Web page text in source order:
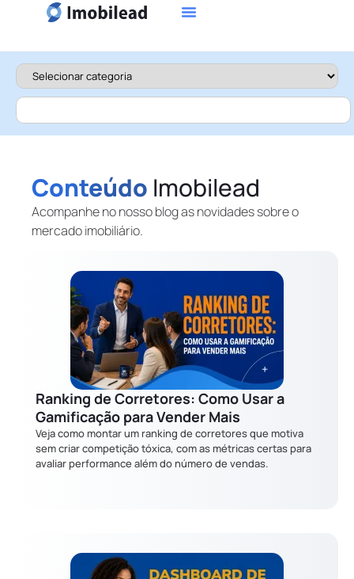
Conteúdo Imobilead
Acompanhe no nosso blog as novidades sobre o
mercado imobiliário.
Ranking de Corretores: Como Usar a
Gamificação para Vender Mais
Veja como montar um ranking de corretores que motiva
sem criar competição tóxica, com as métricas certas para
avaliar performance além do número de vendas.